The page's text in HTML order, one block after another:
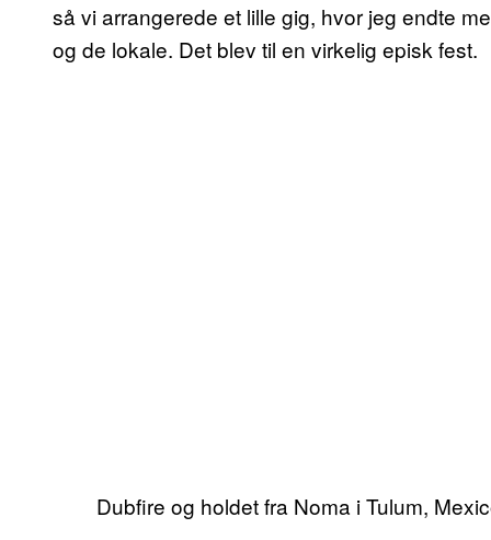
så vi arrangerede et lille gig, hvor jeg endte
og de lokale. Det blev til en virkelig episk fest.
Dubfire og holdet fra Noma i Tulum,